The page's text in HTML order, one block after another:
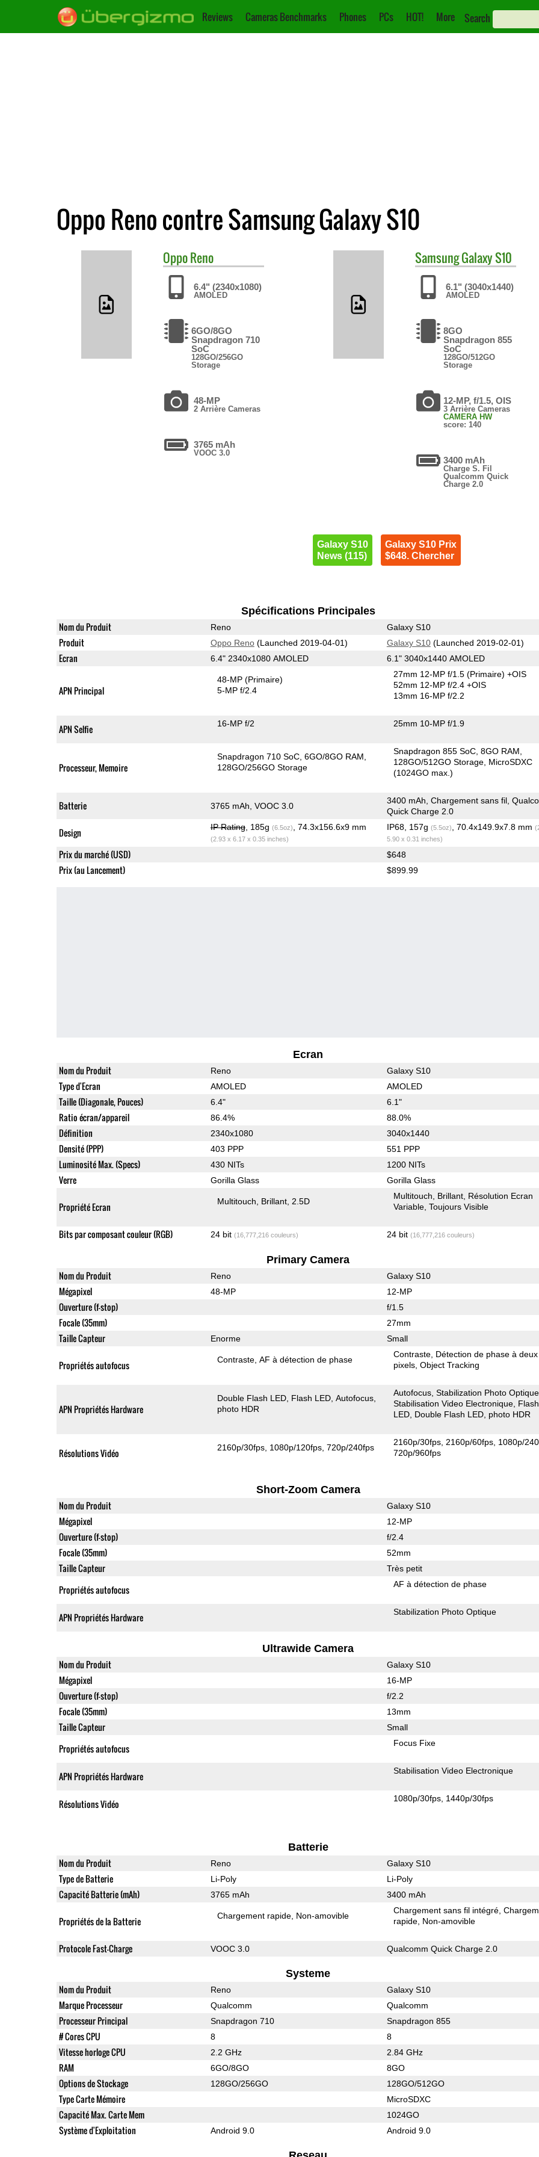
Reviews Cameras Benchmarks Phones PCs HOT! More Search
Oppo Reno contre Samsung Galaxy S10
OppoReno
6.4" (2340x1080)
AMOLED
6GO/8GO
Snapdragon 710
SoC
128GO/256GO
Storage
48-MP
2 Arrière Cameras
3765 mAh
VOOC 3.0
SamsungGalaxy S10
6.1" (3040x1440)
AMOLED
8GO
Snapdragon 855
SoC
128GO/512GO
Storage
12-MP, f/1.5, OIS
3 Arrière Cameras
CAMERA HW
score: 140
3400 mAh
Charge S. Fil
Qualcomm Quick
Charge 2.0
Galaxy S10
News (115)
Galaxy S10 Prix
$648. Chercher
Spécifications Principales
Nom du Produit Reno Galaxy S10
Produit Oppo Reno(Launched 2019-04-01) Galaxy S10(Launched 2019-02-01)
Ecran 6.4" 2340x1080 AMOLED 6.1" 3040x1440 AMOLED
APN Principal
48-MP(Primaire)
5-MP f/2.4
27mm 12-MP f/1.5(Primaire) +OIS
52mm 12-MP f/2.4 +OIS
13mm 16-MP f/2.2
APN Selfie 16-MP f/2 25mm 10-MP f/1.9
Processeur, Memoire
Snapdragon 710 SoC 6GO/8GO RAM
128GO/256GO Storage
Snapdragon 855 SoC 8GO RAM
128GO/512GO Storage MicroSDXC
(1024GO max.)
Batterie 3765 mAh, VOOC 3.0
3400 mAh, Chargement sans fil,
Quick Charge 2.0
Design IP Rating, 185g (6.5oz) , 74.3x156.6x9 mm
(2.93 x 6.17 x 0.35 inches)
IP68, 157g (5.5oz) , 70.4x149.9x7.8 mm
5.90 x 0.31 inches)
Prix du marché (USD) $648
Prix (au Lancement) $899.99
Ecran
Nom du Produit Reno Galaxy S10
Type d'Ecran AMOLED AMOLED
Taille (Diagonale, Pouces) 6.4" 6.1"
Ratio écran/appareil 86.4% 88.0%
Définition 2340x1080 3040x1440
Densité (PPP) 403 PPP 551 PPP
Luminosité Max. (Specs) 430 NITs 1200 NITs
Verre Gorilla Glass Gorilla Glass
Propriété Ecran Multitouch Brillant 2.5D
Multitouch Brillant Résolution Ecran
Variable Toujours Visible
Bits par composant couleur (RGB) 24 bit (16,777,216 couleurs) 24 bit (16,777,216 couleurs)
Primary Camera
Nom du Produit Reno Galaxy S10
Mégapixel 48-MP 12-MP
Ouverture (f-stop) f/1.5
Focale (35mm) 27mm
Taille Capteur Enorme Small
Propriétés autofocus Contraste AF à détection de phase
Contraste Détection de phase à deux
pixels Object Tracking
APN Propriétés Hardware
Double Flash LED Flash LED Autofocus
photo HDR
Autofocus Stabilization Photo Optique
Stabilisation Video Electronique Flash
LED Double Flash LED photo HDR
Résolutions Vidéo 2160p/30fps 1080p/120fps 720p/240fps
2160p/30fps 2160p/60fps 1080p/
720p/960fps
Short-Zoom Camera
Nom du Produit Galaxy S10
Mégapixel 12-MP
Ouverture (f-stop) f/2.4
Focale (35mm) 52mm
Taille Capteur Très petit
Propriétés autofocus AF à détection de phase
APN Propriétés Hardware Stabilization Photo Optique
Ultrawide Camera
Nom du Produit Galaxy S10
Mégapixel 16-MP
Ouverture (f-stop) f/2.2
Focale (35mm) 13mm
Taille Capteur Small
Propriétés autofocus Focus Fixe
APN Propriétés Hardware Stabilisation Video Electronique
Résolutions Vidéo 1080p/30fps 1440p/30fps
Batterie
Nom du Produit Reno Galaxy S10
Type de Batterie Li-Poly Li-Poly
Capacité Batterie (mAh) 3765 mAh 3400 mAh
Propriétés de la Batterie Chargement rapide Non-amovible
Chargement sans fil intégré
rapide Non-amovible
Protocole Fast-Charge VOOC 3.0 Qualcomm Quick Charge 2.0
Systeme
Nom du Produit Reno Galaxy S10
Marque Processeur Qualcomm Qualcomm
Processeur Principal Snapdragon 710 Snapdragon 855
# Cores CPU 8 8
Vitesse horloge CPU 2.2 GHz 2.84 GHz
RAM 6GO/8GO 8GO
Options de Stockage 128GO/256GO 128GO/512GO
Type Carte Mémoire MicroSDXC
Capacité Max. Carte Mem 1024GO
Système d'Exploitation Android 9.0 Android 9.0